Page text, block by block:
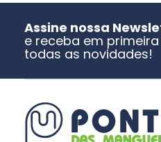
Assine nossa
e receba em
todas as novidades!